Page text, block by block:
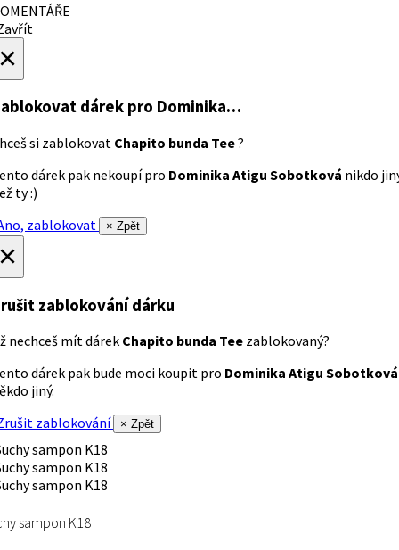
dárek pro Dominika…
si zablokovat Chapito bunda Tee?
dárek pak nekoupí pro Dominika Atigu Sobotková nikdo
ty :)
zablokovat
× Zpět
zablokování dárku
nechceš mít dárek Chapito bunda Tee zablokovaný?
dárek pak bude moci koupit pro Dominika Atigu Sobotková
jiný.
zablokování
× Zpět
sampon K18